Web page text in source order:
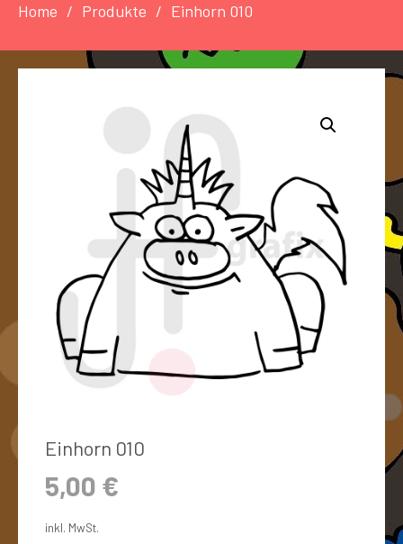
Home Produkte Einhorn 010
Einhorn 010
5,00 €
inkl. MwSt.